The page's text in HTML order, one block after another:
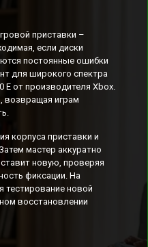
приставки –
если диски
постоянные ошибки
для широкого спектра
E от производителя Xbox.
возвращая играм
корпуса приставки и
мастер аккуратно
новую, проверяя
фиксации. На
новой
восстановлении